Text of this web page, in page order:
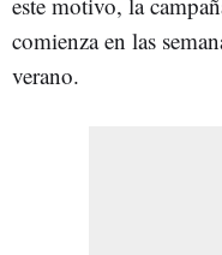
comienza en las
verano.